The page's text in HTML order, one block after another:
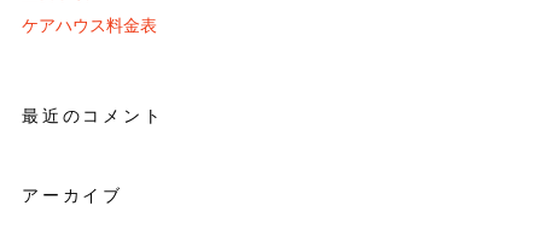
ケアハウス料金表
最近のコメント
アーカイブ